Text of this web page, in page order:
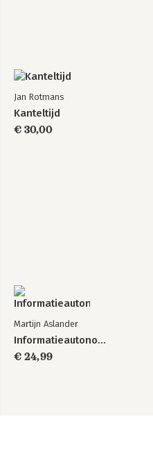
Jan Rotmans
Kanteltijd
€ 30,00
Martijn Aslander
Informatieautonomie
€ 24,99